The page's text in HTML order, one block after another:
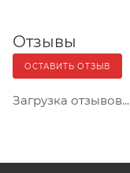
Отзывы
ОСТАВИТЬ ОТЗЫВ
Загрузка отзывов...